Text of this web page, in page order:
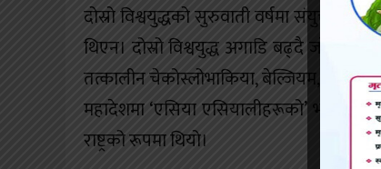
दोस्रो विश्वयुद्धको सुरुवाती वर्षमा संयुक्त
थिएन। दोस्रो विश्वयुद्ध अगाडि बढ्दै जाँदा
तत्कालीन चेकोस्लोभाकिया, बेल्जियम,
महादेशमा ‘एसिया एसियालीहरूको’ भन्ने
राष्ट्रको रूपमा थियो।